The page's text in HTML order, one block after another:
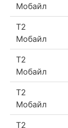
Мобайл
Т2
Мобайл
Т2
Мобайл
Т2
Мобайл
Т2